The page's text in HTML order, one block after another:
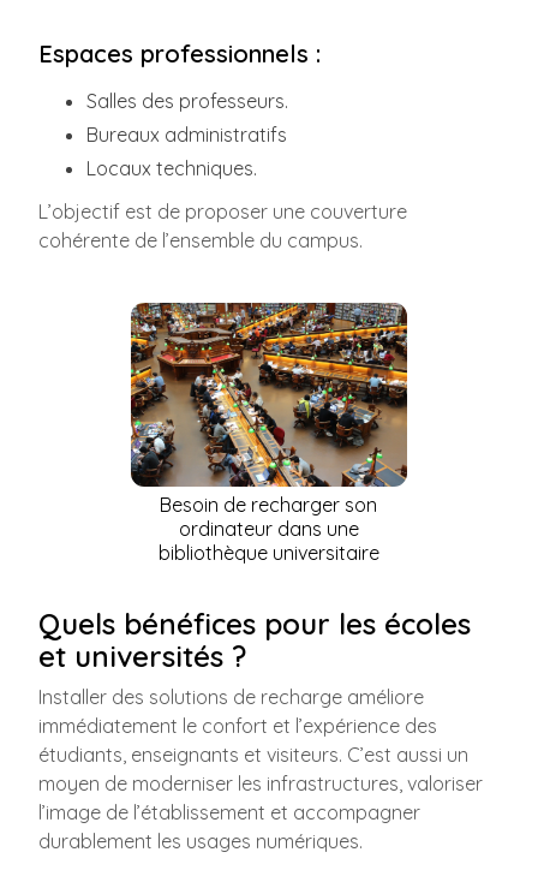
Espaces professionnels :
Salles des professeurs.
Bureaux administratifs
Locaux techniques.
L’objectif est de proposer une couverture
cohérente de l’ensemble du campus.
Besoin de recharger son
ordinateur dans une
bibliothèque universitaire
Quels bénéfices pour les écoles
et universités ?
Installer des solutions de recharge améliore
immédiatement le confort et l’expérience des
étudiants, enseignants et visiteurs. C’est aussi un
moyen de moderniser les infrastructures, valoriser
l’image de l’établissement et accompagner
durablement les usages numériques.